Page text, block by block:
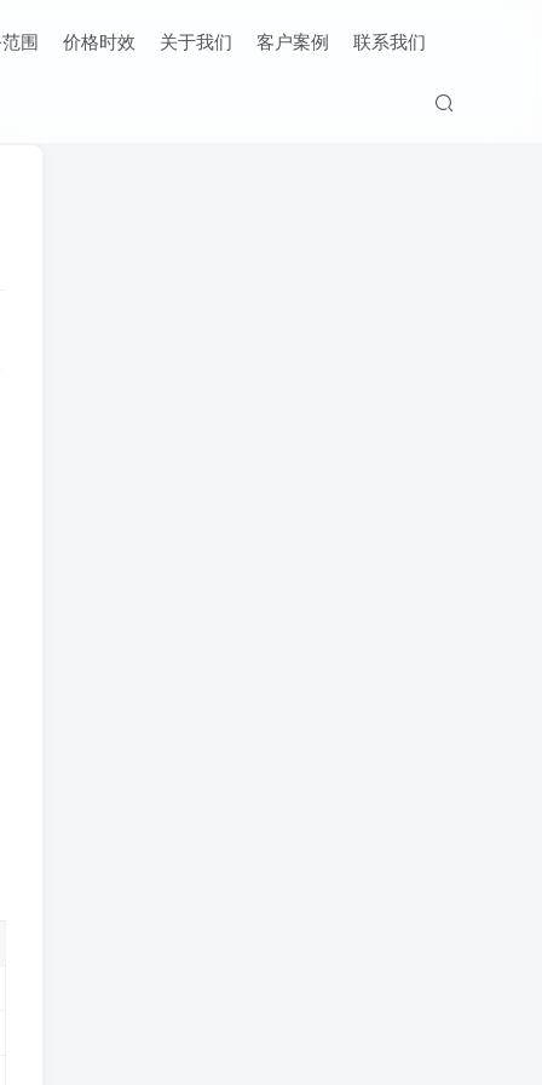
围 价格时效 关于我们 客户案例 联系我们